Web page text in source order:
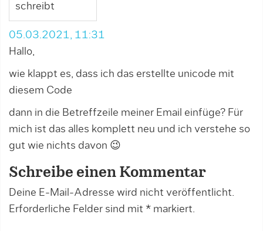
schreibt
05.03.2021, 11:31
Hallo,
wie klappt es, dass ich das erstellte unicode mit
diesem Code
dann in die Betreffzeile meiner Email einfüge? Für
mich ist das alles komplett neu und ich verstehe so
gut wie nichts davon 😉
Schreibe einen Kommentar
Deine E-Mail-Adresse wird nicht veröffentlicht.
Erforderliche Felder sind mit * markiert.